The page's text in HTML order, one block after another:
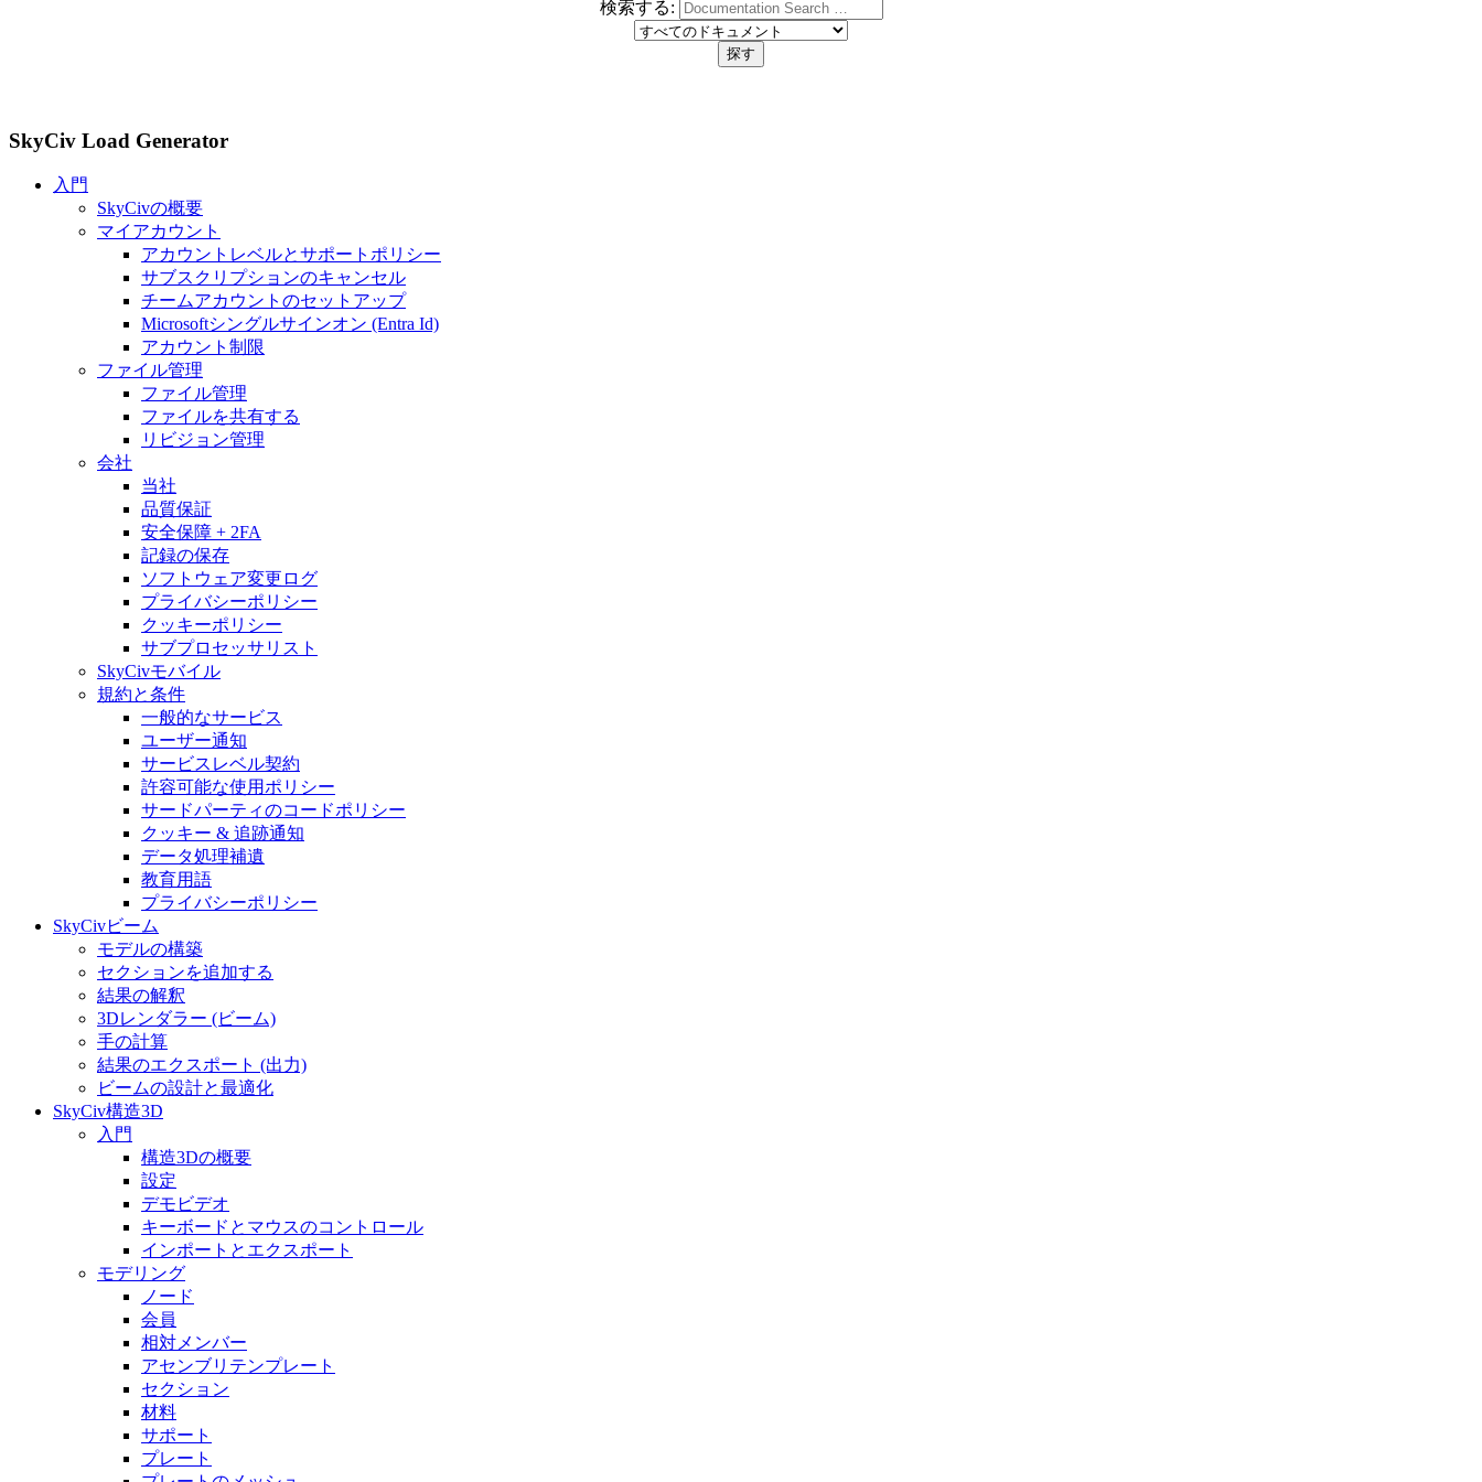
検索する:
SkyCiv Load Generator
入門
SkyCivの概要
マイアカウント
アカウントレベルとサポートポリシー
サブスクリプションのキャンセル
チームアカウントのセットアップ
Microsoftシングルサインオン (Entra Id)
アカウント制限
ファイル管理
ファイル管理
ファイルを共有する
リビジョン管理
会社
当社
品質保証
安全保障 + 2FA
記録の保存
ソフトウェア変更ログ
プライバシーポリシー
クッキーポリシー
サブプロセッサリスト
SkyCivモバイル
規約と条件
一般的なサービス
ユーザー通知
サービスレベル契約
許容可能な使用ポリシー
サードパーティのコードポリシー
クッキー & 追跡通知
データ処理補遺
教育用語
プライバシーポリシー
SkyCivビーム
モデルの構築
セクションを追加する
結果の解釈
3Dレンダラー (ビーム)
手の計算
結果のエクスポート (出力)
ビームの設計と最適化
SkyCiv構造3D
入門
構造3Dの概要
設定
デモビデオ
キーボードとマウスのコントロール
インポートとエクスポート
モデリング
ノード
会員
相対メンバー
アセンブリテンプレート
セクション
材料
サポート
プレート